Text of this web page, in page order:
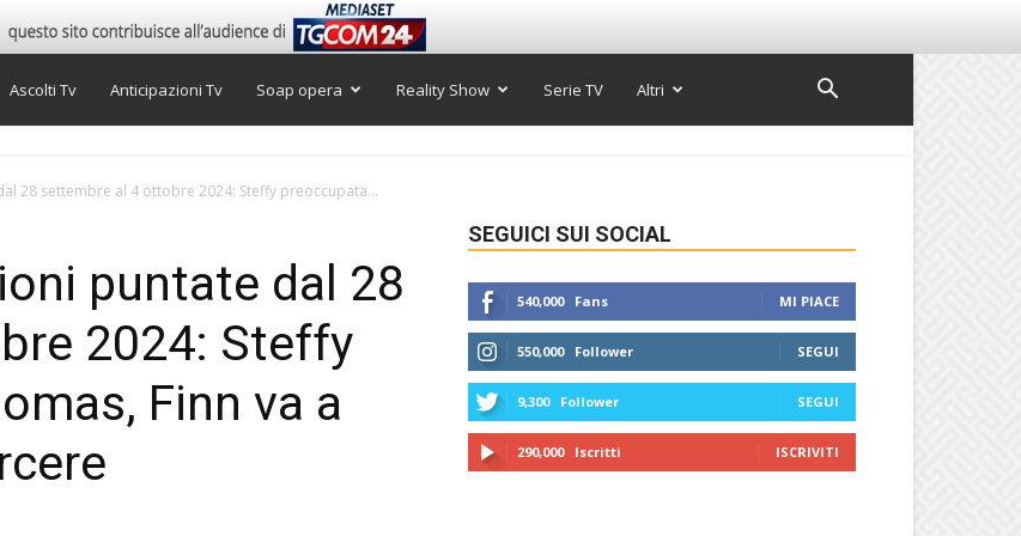
Ascolti Tv Anticipazioni Tv Soap opera Reality Show Serie TV Altri
28 settembre al 4 ottobre 2024: Steffy preoccupata...
puntate dal 28
2024: Steffy
Finn va a
SEGUICI SUI SOCIAL
540,000 Fans MI PIACE
550,000 Follower SEGUI
9,300 Follower SEGUI
290,000 Iscritti ISCRIVITI